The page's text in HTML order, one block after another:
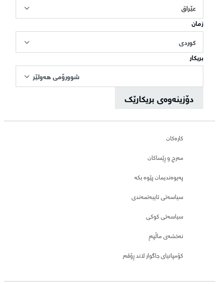
عێراق
زمان
کوردی
بریکار
شوورۆمی هەولێر
دۆزینەوەی بریکارێک
کارەکان
مەرج و ڕێساکان
پەیوەندیمان پێوە بکە
سیاسەتی تایبەتمەندی
سیاسەتی کوکی
نەخشەی ماڵپەڕ
کۆمپانیای جاگوار لاند ڕۆڤەر